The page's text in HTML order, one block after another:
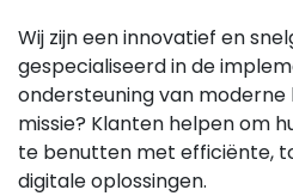
Wij zijn een innovatief en
gespecialiseerd in de
ondersteuning van
missie? Klanten helpen om
te benutten met efficiënte,
digitale oplossingen.